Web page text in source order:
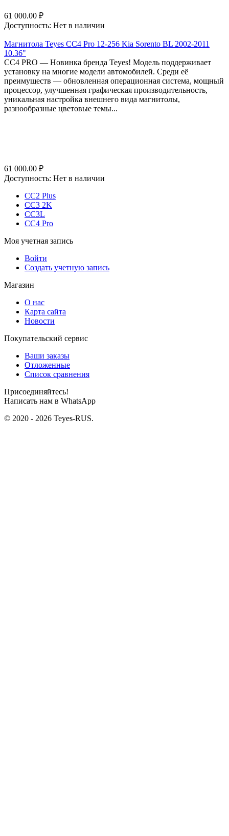
61 000.00 ₽
Доступность: Нет в наличии
Магнитола Teyes CC4 Pro 12-256 Kia Sorento BL 2002-2011
10.36"
СС4 PRO — Новинка бренда Teyes! Модель поддерживает
установку на многие модели автомобилей. Среди её
преимуществ — обновленная операционная система, мощный
процессор, улучшенная графическая производительность,
уникальная настройка внешнего вида магнитолы,
разнообразные цветовые темы...
61 000.00 ₽
Доступность: Нет в наличии
CC2 Plus
CC3 2K
CC3L
CC4 Pro
Моя учетная запись
Войти
Создать учетную запись
Магазин
О нас
Карта сайта
Новости
Покупательский сервис
Ваши заказы
Отложенные
Список сравнения
Присоединяйтесь!
Написать нам в WhatsApp
© 2020 - 2026 Teyes-RUS.